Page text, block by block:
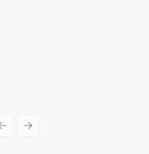
Previous slide
Next slide